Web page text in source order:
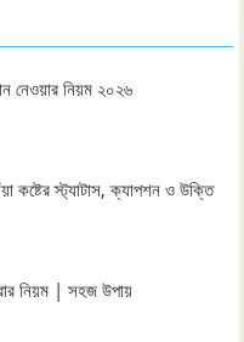
নেওয়ার নিয়ম ২০২৬
কষ্টের স্ট্যাটাস, ক্যাপশন ও উক্তি
নিয়ম | সহজ উপায়